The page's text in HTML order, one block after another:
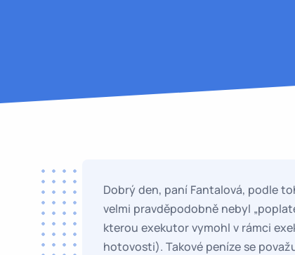
Dobrý den, paní Fantalová, podle
velmi pravděpodobně nebyl
kterou exekutor vymohl v rámci
hotovosti). Takové peníze se